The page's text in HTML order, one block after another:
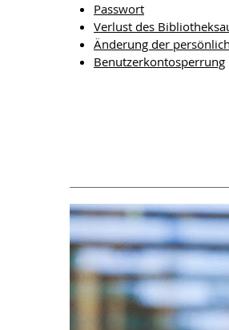
Passwort
Verlust des
Änderung der
Benutzerkontosperrung